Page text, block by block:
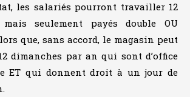
les salariés pourront travailler 12
mais seulement payés double OU
que, sans accord, le magasin peut
dimanches par an qui sont d’office
ET qui donnent droit à un jour de